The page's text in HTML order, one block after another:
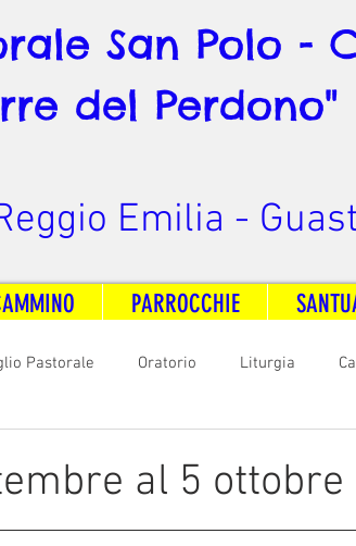
San Polo -
del Perdono"
Emilia -
PARROCCHIE
Pastorale Oratorio Liturgia
al 5 ottobre